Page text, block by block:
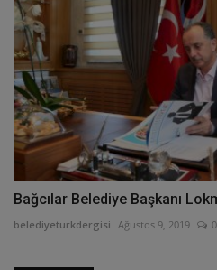
Bağcılar Belediye Başkanı
belediyeturkdergisi Ağustos 9, 2019 0